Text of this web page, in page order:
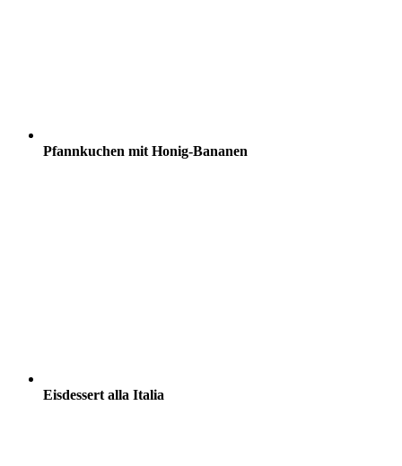
Pfannkuchen mit Honig-Bananen
Eisdessert alla Italia